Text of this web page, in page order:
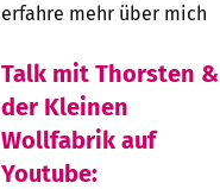
erfahre mehr über mich
Talk mit Thorsten &
der Kleinen
Wollfabrik auf
Youtube: